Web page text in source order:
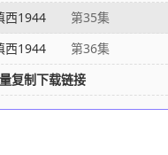
西1944 第35集
西1944 第36集
复制下载链接